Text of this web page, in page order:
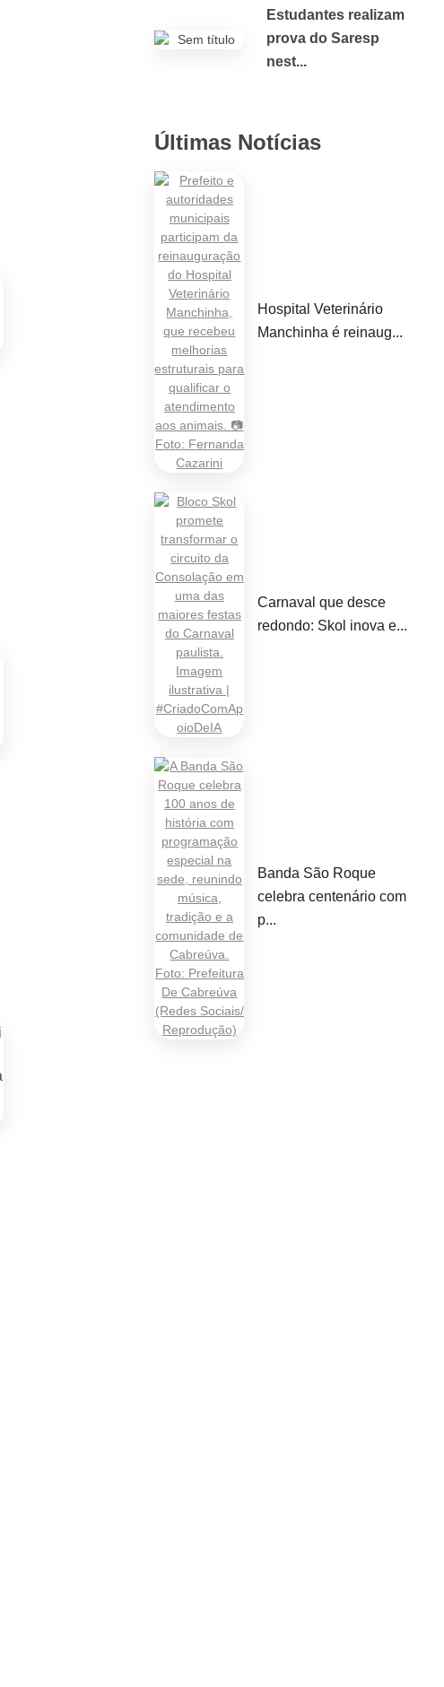
Estudantes realizam
prova do Saresp
nest...
Últimas Notícias
Hospital Veterinário
Manchinha é reinaug...
Carnaval que desce
redondo: Skol inova e...
Banda São Roque
celebra centenário com
p...